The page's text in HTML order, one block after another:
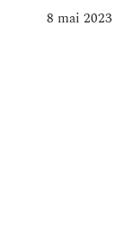
8 mai 2023